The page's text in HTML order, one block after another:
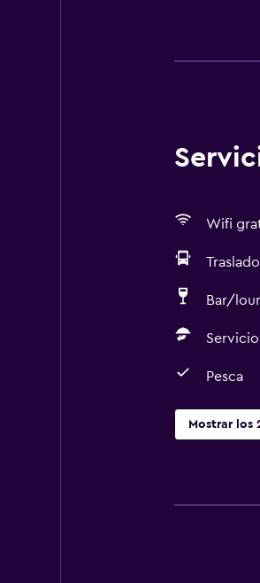
Wifi
Bar/
Pesca
Mostrar los